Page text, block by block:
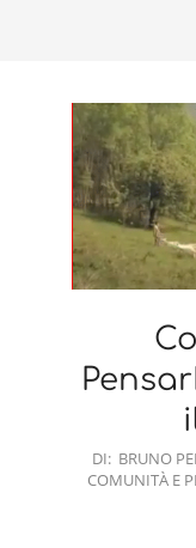
2025-
06-
DI: BRUNO
COMUNITÀ E